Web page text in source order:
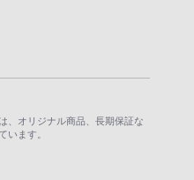
、オリジナル商品、長期保証な
います。